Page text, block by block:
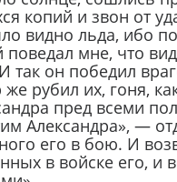
копий и звон от
видно льда, ибо
мне, что
так он победил
рубил их, гоня,
пред всеми
Александра», —
его в бою. И
в войске его, и